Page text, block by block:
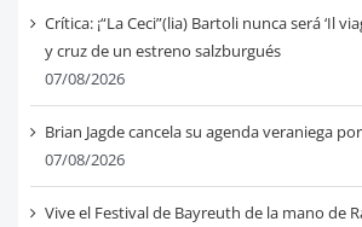
Crítica: ¡“La Ceci”(lia) Bartoli nunca será ‘Il
y cruz de un estreno salzburgués
07/08/2026
Brian Jagde cancela su agenda veraniega
07/08/2026
Vive el Festival de Bayreuth de la mano de